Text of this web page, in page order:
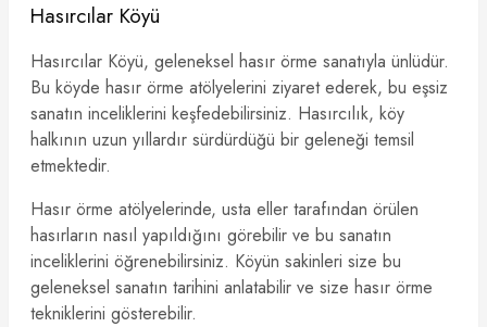
Hasırcılar Köyü
Hasırcılar Köyü, geleneksel hasır örme sanatıyla ünlüdür.
Bu köyde hasır örme atölyelerini ziyaret ederek, bu eşsiz
sanatın inceliklerini keşfedebilirsiniz. Hasırcılık, köy
halkının uzun yıllardır sürdürdüğü bir geleneği temsil
etmektedir.
Hasır örme atölyelerinde, usta eller tarafından örülen
hasırların nasıl yapıldığını görebilir ve bu sanatın
inceliklerini öğrenebilirsiniz. Köyün sakinleri size bu
geleneksel sanatın tarihini anlatabilir ve size hasır örme
tekniklerini gösterebilir.